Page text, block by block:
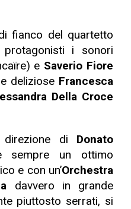
fianco del quartetto
i sonori
e Saverio Fiore
deliziose Francesca
Della Croce
di Donato
sempre un ottimo
e con un’Orchestra
davvero in grande
piuttosto serrati, si